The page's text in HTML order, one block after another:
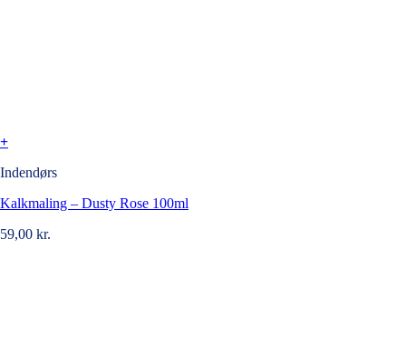
+
Indendørs
Kalkmaling – Dusty Rose 100ml
59,00 kr.